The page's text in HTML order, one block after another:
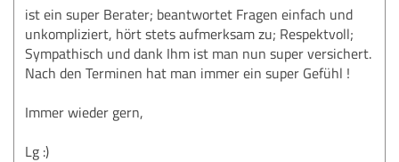
ist ein super Berater; beantwortet Fragen einfach und
unkompliziert, hört stets aufmerksam zu; Respektvoll;
Sympathisch und dank Ihm ist man nun super versichert.
Nach den Terminen hat man immer ein super Gefühl !
Immer wieder gern,
Lg :)